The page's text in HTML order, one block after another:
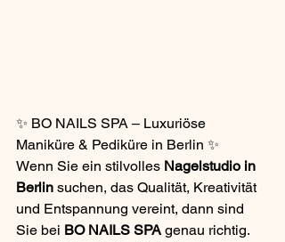
✨ BO NAILS SPA – Luxuriöse
Maniküre & Pediküre in Berlin ✨
Wenn Sie ein stilvolles Nagelstudio in
Berlin suchen, das Qualität, Kreativität
und Entspannung vereint, dann sind
Sie bei BO NAILS SPA genau richtig.